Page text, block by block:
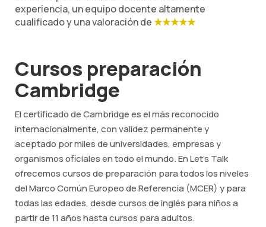
experiencia, un equipo docente altamente
cualificado y una valoración de★★★★★
Cursos preparación
Cambridge
El certificado de Cambridge es el más reconocido
internacionalmente, con validez permanente y
aceptado por miles de universidades, empresas y
organismos oficiales en todo el mundo. En Let's Talk
ofrecemos cursos de preparación para todos los niveles
del Marco Común Europeo de Referencia (MCER) y para
todas las edades, desde cursos de inglés para niños a
partir de 11 años hasta cursos para adultos.